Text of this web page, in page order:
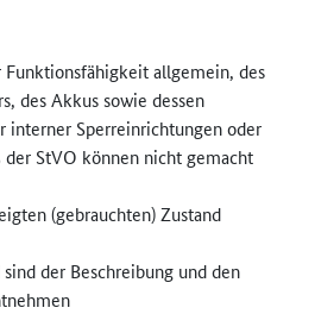
Funktionsfähigkeit allgemein, des
des Akkus sowie dessen
interner Sperreinrichtungen oder
StVO können nicht gemacht
(gebrauchten) Zustand
der Beschreibung und den